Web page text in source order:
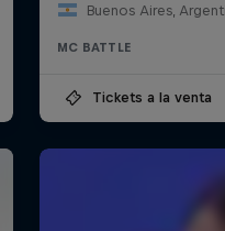
Buenos Aires,
MC BATTLE
Tickets a la venta